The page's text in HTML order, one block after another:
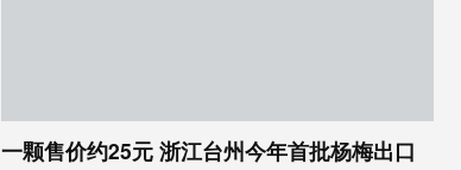
一颗售价约25元 浙江台州今年首批杨梅出口